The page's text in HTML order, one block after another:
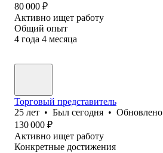
80 000 ₽
Активно ищет работу
Общий опыт
4 года 4 месяца
Торговый представитель
25 лет • Был сегодня • Обновлено
130 000 ₽
Активно ищет работу
Конкретные достижения